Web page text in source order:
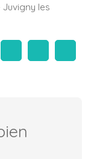
les